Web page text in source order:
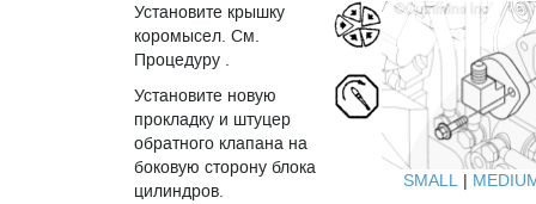
Установите крышку
коромысел. См.
Процедуру .
Установите новую
прокладку и штуцер
обратного клапана на
боковую сторону блока
цилиндров.
SMALL |